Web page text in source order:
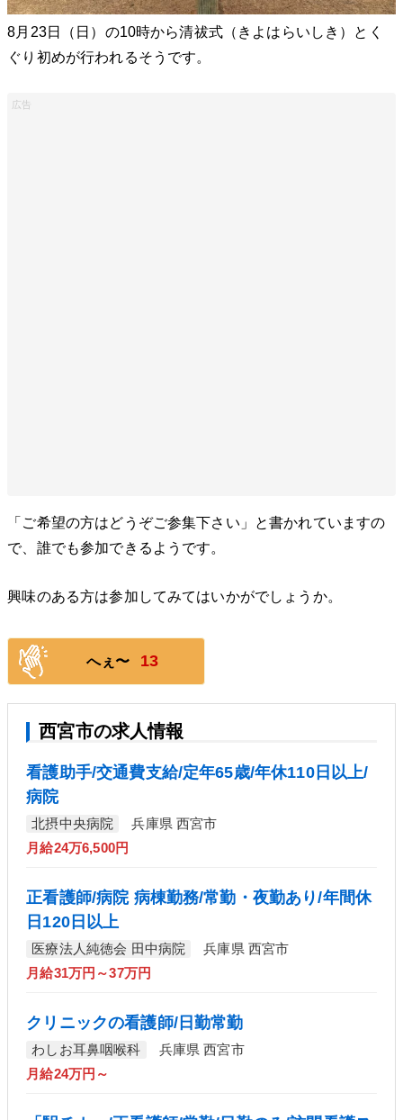
8月23日（日）の10時から清祓式（きよはらいしき）とく
ぐり初めが行われるそうです。
「ご希望の方はどうぞご参集下さい」と書かれていますの
で、誰でも参加できるようです。
興味のある方は参加してみてはいかがでしょうか。
へぇ〜 13
西宮市の求人情報
看護助手/交通費支給/定年65歳/年休110日以上/
病院
北摂中央病院
兵庫県 西宮市
月給24万6,500円
正看護師/病院 病棟勤務/常勤・夜勤あり/年間休
日120日以上
医療法人純徳会 田中病院
兵庫県 西宮市
月給31万円～37万円
クリニックの看護師/日勤常勤
わしお耳鼻咽喉科
兵庫県 西宮市
月給24万円～